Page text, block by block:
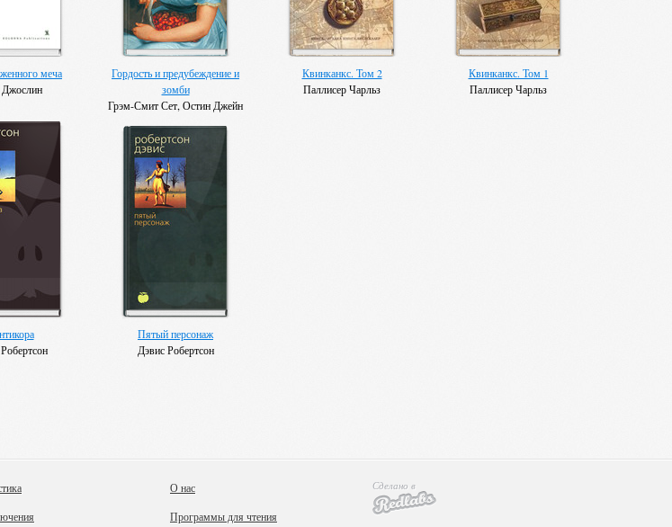
меча
Гордость и предубеждение и
зомби
Грэм-Смит Сет, Остин Джейн
Квинканкс. Том 2
Паллисер Чарльз
Квинканкс. Том 1
Паллисер Чарльз
Пятый персонаж
Дэвис Робертсон
О нас
Программы для чтения
Сделано в